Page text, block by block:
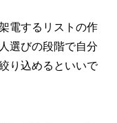
電するリストの作
選びの段階で自分
り込めるといいで